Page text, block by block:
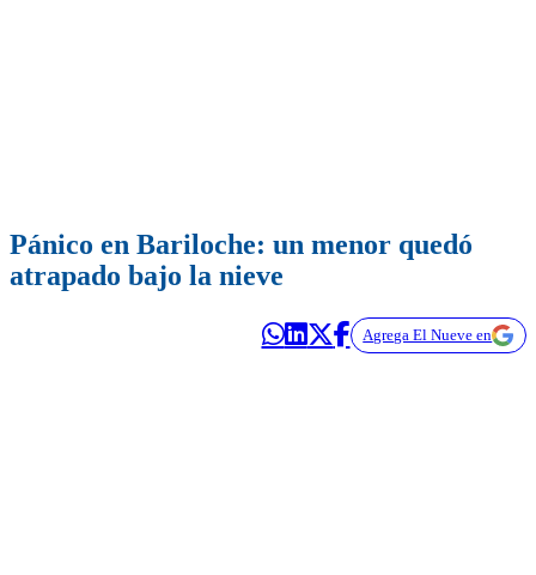
Pánico en Bariloche: un menor quedó
atrapado bajo la nieve
Agrega El Nueve en